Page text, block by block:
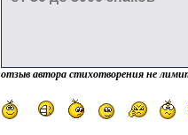
отзыв автора стихотворения не